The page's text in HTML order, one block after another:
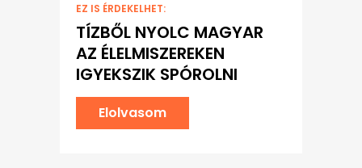
EZ IS ÉRDEKELHET:
TÍZBŐL NYOLC MAGYAR
AZ ÉLELMISZEREKEN
IGYEKSZIK SPÓROLNI
Elolvasom